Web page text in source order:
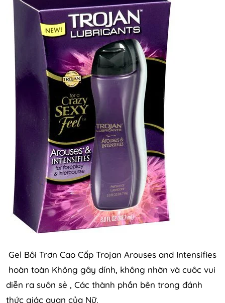
Gel Bôi Trơn Cao Cấp Trojan Arouses and Intensifies
hoàn toàn Không gây dính, không nhờn và cuôc vui
diễn ra suôn sẻ , Các thành phần bên trong đánh
thức giác quan của Nữ.